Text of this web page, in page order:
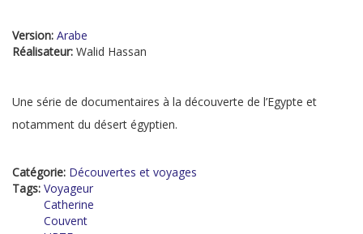
Version: Arabe
Réalisateur: Walid Hassan
Une série de documentaires à la découverte de l’Egypte et
notamment du désert égyptien.
Catégorie: Découvertes et voyages
Tags: Voyageur
Catherine
Couvent